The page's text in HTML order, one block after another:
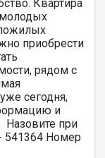
Квартира
приобрести
рядом с
сегодня,
и
Назовите при
541364 Номер